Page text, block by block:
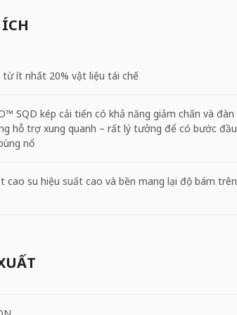
ít nhất 20% vật liệu tái chế
SQD kép cải tiến có khả năng giảm chấn và đàn
hỗ trợ xung quanh – rất lý tưởng để có bước đầu
nổ
cao su hiệu suất cao và bền mang lại độ bám trên